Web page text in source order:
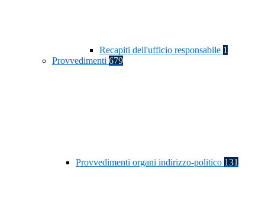
Recapiti dell'ufficio responsabile 1
Provvedimenti 679
Provvedimenti organi indirizzo-politico 131